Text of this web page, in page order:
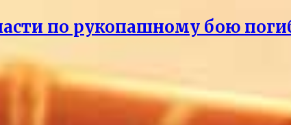
по рукопашному бою